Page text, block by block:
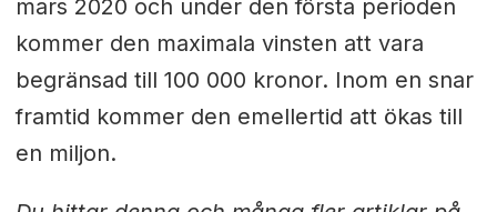
mars 2020 och under den första perioden
kommer den maximala vinsten att vara
begränsad till 100 000 kronor. Inom en snar
framtid kommer den emellertid att ökas till
en miljon.